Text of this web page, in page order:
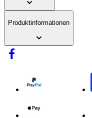
Produktinformationen